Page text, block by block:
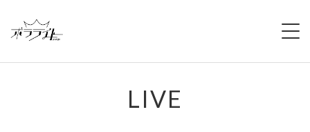
NEWS
LIVE